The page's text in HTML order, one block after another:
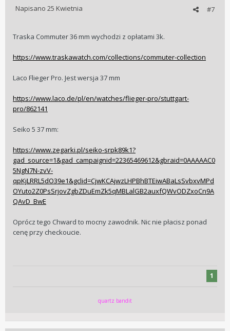
#7
Napisano 25 Kwietnia
Traska Commuter 36 mm wychodzi z opłatami 3k.
https://www.traskawatch.com/collections/commuter-collection
Laco Flieger Pro. Jest wersja 37 mm
https://www.laco.de/pl/en/watches/flieger-pro/stuttgart-
pro/862141
Seiko 5 37 mm:
https://www.zegarki.pl/seiko-srpk89k1?
gad_source=1&gad_campaignid=22365469612&gbraid=0AAAAAC0
5NgN7N-zvV-
qpKjLRRL5dO39e1&gclid=CjwKCAjwzLHPBhBTEiwABaLsSvbxvMPd
OYuto2Z0PsSrjovZgbZDuEmZk5qMBLalGB2auxfQWvODZxoCn9A
QAvD_BwE
Oprócz tego Chward to mocny zawodnik. Nic nie płacisz ponad
cenę przy checkoucie.
1
quartz bandit